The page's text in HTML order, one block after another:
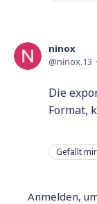
ninox
ninox.13
Die
Format,
Gefällt mir
Anmelden,